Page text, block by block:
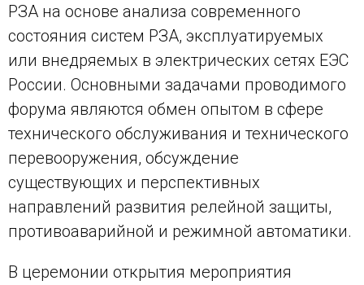
РЗА на основе анализа современного
состояния систем РЗА, эксплуатируемых
или внедряемых в электрических сетях ЕЭС
России. Основными задачами проводимого
форума являются обмен опытом в сфере
технического обслуживания и технического
перевооружения, обсуждение
существующих и перспективных
направлений развития релейной защиты,
противоаварийной и режимной автоматики.
В церемонии открытия мероприятия